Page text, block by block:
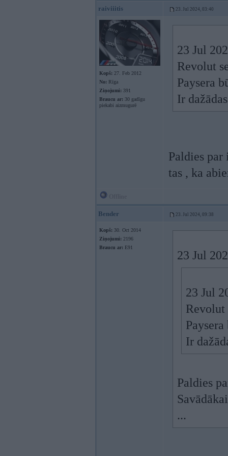
raiviiitis 23. Jul 2024, 03:40
Kopš: 27. Feb 2012
No: Rīga
Ziņojumi: 391
Braucu ar: 30 gadīgu
piekabi aizmugurē
23 Jul
Revolut
Paysera
Ir
Paldies par
tas , ka
Bender 23. Jul 2024, 09:38
Kopš: 30. Oct 2014
Ziņojumi: 2196
Braucu ar: E91
23 Jul
23 Jul
Revolut
Ir
Paldies
...